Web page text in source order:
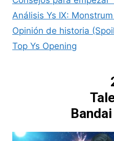
Análisis Ys IX:
Opinión de historia
Top Ys Opening